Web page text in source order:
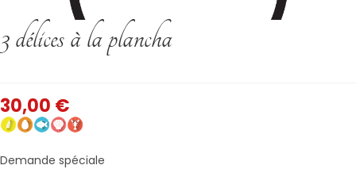
3 délices à la plancha
30,00 €
Demande spéciale